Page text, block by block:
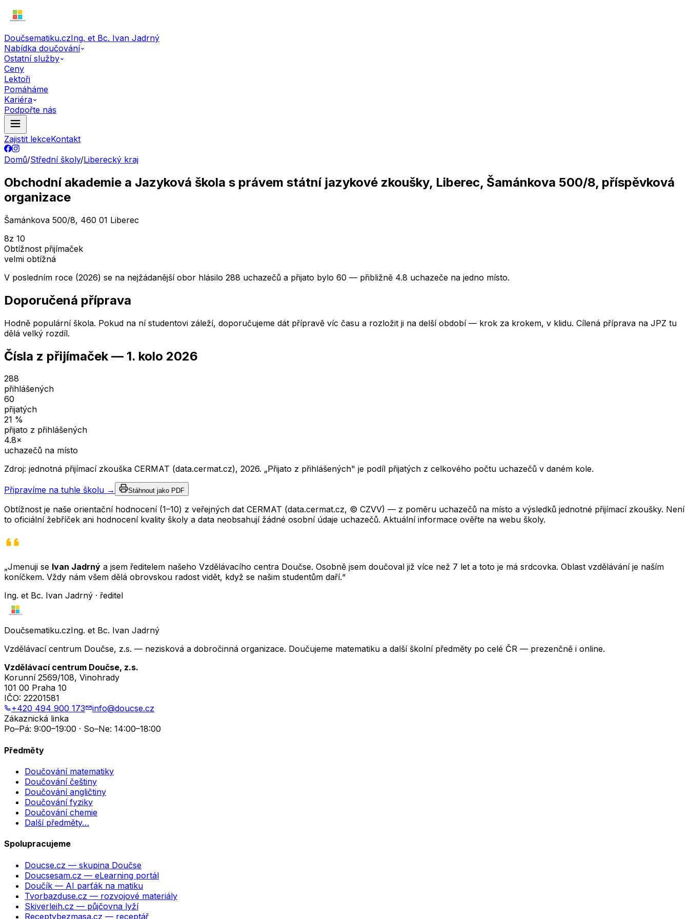
Doučsematiku.czIng. et Bc. Ivan Jadrný
Nabídka doučování
Ostatní služby
Ceny
Lektoři
Pomáháme
Kariéra
Podpořte nás
Zajistit lekceKontakt
Domů/Střední školy/Liberecký kraj
Obchodní akademie a Jazyková škola s právem státní jazykové zkoušky, Liberec, Šamánkova 500/8, příspěvková
organizace
Šamánkova 500/8, 460 01 Liberec
8z 10
Obtížnost přijímaček
velmi obtížná
V posledním roce (2026) se na nejžádanější obor hlásilo 288 uchazečů a přijato bylo 60 — přibližně 4.8 uchazeče na jedno místo.
Doporučená příprava
Hodně populární škola. Pokud na ní studentovi záleží, doporučujeme dát přípravě víc času a rozložit ji na delší období — krok za krokem, v klidu. Cílená příprava na JPZ tu
dělá velký rozdíl.
Čísla z přijímaček — 1. kolo 2026
288
přihlášených
60
přijatých
21 %
přijato z přihlášených
4.8×
uchazečů na místo
Zdroj: jednotná přijímací zkouška CERMAT (data.cermat.cz), 2026. „Přijato z přihlášených" je podíl přijatých z celkového počtu uchazečů v daném kole.
Připravíme na tuhle školu → Stáhnout jako PDF
Obtížnost je naše orientační hodnocení (1–10) z veřejných dat CERMAT (data.cermat.cz, © CZVV) — z poměru uchazečů na místo a výsledků jednotné přijímací zkoušky. Není
to oficiální žebříček ani hodnocení kvality školy a data neobsahují žádné osobní údaje uchazečů. Aktuální informace ověřte na webu školy.
„Jmenuji se Ivan Jadrný a jsem ředitelem našeho Vzdělávacího centra Doučse. Osobně jsem doučoval již více než 7 let a toto je má srdcovka. Oblast vzdělávání je naším
koníčkem. Vždy nám všem dělá obrovskou radost vidět, když se našim studentům daří.“
Ing. et Bc. Ivan Jadrný · ředitel
Doučsematiku.czIng. et Bc. Ivan Jadrný
Vzdělávací centrum Doučse, z.s. — nezisková a dobročinná organizace. Doučujeme matematiku a další školní předměty po celé ČR — prezenčně i online.
Vzdělávací centrum Doučse, z.s.
Korunní 2569/108, Vinohrady
101 00 Praha 10
IČO: 22201581
+420 494 900 173
info@doucse.cz
Zákaznická linka
Po–Pá: 9:00–19:00 · So–Ne: 14:00–18:00
Předměty
Doučování matematiky
Doučování češtiny
Doučování angličtiny
Doučování fyziky
Doučování chemie
Další předměty…
Spolupracujeme
Doucse.cz — skupina Doučse
Doucsesam.cz — eLearning portál
Doučík — AI parťák na matiku
Tvorbazduse.cz — rozvojové materiály
Skiverleih.cz — půjčovna lyží
Receptybezmasa.cz — receptář